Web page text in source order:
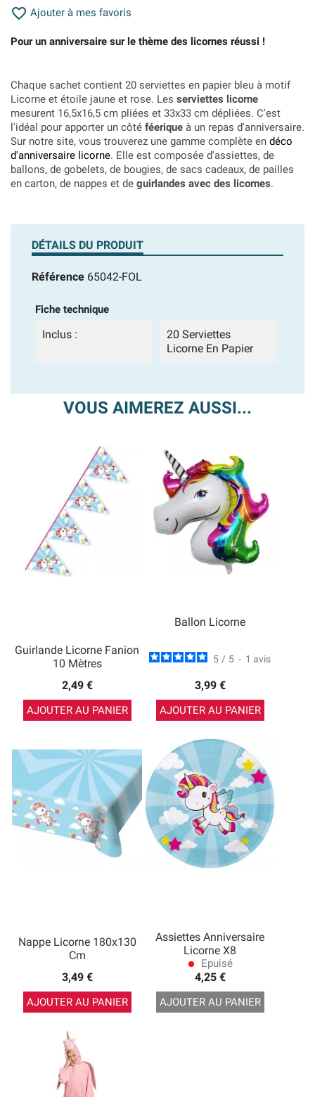
 Ajouter à mes favoris
Pour un anniversaire sur le thème des licornes réussi !
Chaque sachet contient 20 serviettes en papier bleu à motif
Licorne et étoile jaune et rose. Les serviettes licorne
mesurent 16,5x16,5 cm pliées et 33x33 cm dépliées. C'est
l'idéal pour apporter un côté féerique à un repas d'anniversaire.
Sur notre site, vous trouverez une gamme complète en déco
d'anniversaire licorne. Elle est composée d'assiettes, de
ballons, de gobelets, de bougies, de sacs cadeaux, de pailles
en carton, de nappes et de guirlandes avec des licornes.
DÉTAILS DU PRODUIT
Référence 65042-FOL
Fiche technique
Inclus :
20 Serviettes
Licorne En Papier
VOUS AIMEREZ AUSSI...
Guirlande Licorne Fanion
10 Mètres
2,49 €
AJOUTER AU PANIER
Ballon Licorne
5 / 5 - 1 avis
3,99 €
AJOUTER AU PANIER
Nappe Licorne 180x130
Cm
3,49 €
AJOUTER AU PANIER
Assiettes Anniversaire
Licorne X8
lens Epuisé
4,25 €
AJOUTER AU PANIER